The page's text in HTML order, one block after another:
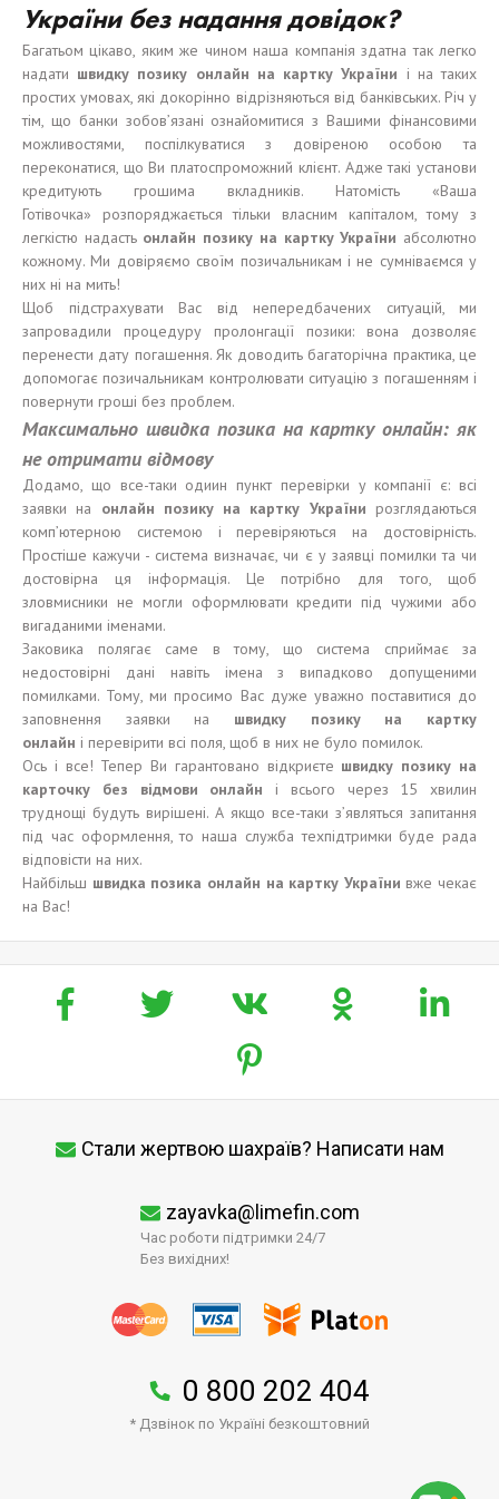
України без надання довідок?
Багатьом цікаво, яким же чином наша компанія здатна так легко
надати швидку позику онлайн на картку України і на таких
простих умовах, які докорінно відрізняються від банківських. Річ у
тім, що банки зобов’язані ознайомитися з Вашими фінансовими
можливостями, поспілкуватися з довіреною особою та
переконатися, що Ви платоспроможний клієнт. Адже такі установи
кредитують грошима вкладників. Натомість «Ваша
Готівочка» розпоряджається тільки власним капіталом, тому з
легкістю надасть онлайн позику на картку України абсолютно
кожному. Ми довіряємо своїм позичальникам і не сумніваємся у
них ні на мить!
Щоб підстрахувати Вас від непередбачених ситуацій, ми
запровадили процедуру пролонгації позики: вона дозволяє
перенести дату погашення. Як доводить багаторічна практика, це
допомогає позичальникам контролювати ситуацію з погашенням і
повернути гроші без проблем.
Максимально швидка позика на картку онлайн: як
не отримати відмову
Додамо, що все-таки одиин пункт перевірки у компанії є: всі
заявки на онлайн позику на картку України розглядаються
комп’ютерною системою і перевіряються на достовірність.
Простіше кажучи - система визначає, чи є у заявці помилки та чи
достовірна ця інформація. Це потрібно для того, щоб
зловмисники не могли оформлювати кредити під чужими або
вигаданими іменами.
Заковика полягає саме в тому, що система сприймає за
недостовірні дані навіть імена з випадково допущеними
помилками. Тому, ми просимо Вас дуже уважно поставитися до
заповнення заявки на швидку позику на картку
онлайн і перевірити всі поля, щоб в них не було помилок.
Ось і все! Тепер Ви гарантовано відкриєте швидку позику на
карточку без відмови онлайн і всього через 15 хвилин
труднощі будуть вирішені. А якщо все-таки з’являться запитання
під час оформлення, то наша служба техпідтримки буде рада
відповісти на них.
Найбільш швидка позика онлайн на картку України вже чекає
на Вас!
Стали жертвою шахраїв? Написати нам
zayavka@limefin.com
Час роботи підтримки 24/7
Без вихідних!
0 800 202 404
* Дзвінок по Україні безкоштовний
↑